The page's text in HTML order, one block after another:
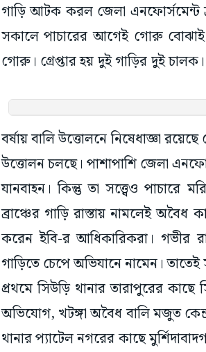
গাড়ি আটক করল জেলা এনফোর্সমেন্ট
সকালে পাচারের আগেই গোরু
গোরু। গ্রেপ্তার হয় দুই গাড়ির দুই
বর্ষায় বালি উত্তোলনে নিষেধাজ্ঞা
উত্তোলন চলছে। পাশাপাশি জেলা
যানবাহন। কিন্তু তা সত্ত্বেও পাচারে
ব্রাঞ্চের গাড়ি রাস্তায় নামলেই
করেন ইবি-র আধিকারিকরা। গভীর
গাড়িতে চেপে অভিযানে নামেন।
প্রথমে সিউড়ি থানার তারাপুরের
অভিযোগ, খটঙ্গা অবৈধ বালি মজুত
থানার প্যাটেল নগরের কাছে